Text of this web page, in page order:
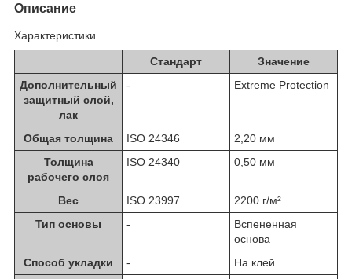
Описание
Характеристики
Стандарт
Значение
Дополнительный
защитный слой,
лак
- Extreme Protection
Общая толщина ISO 24346
2,20 мм
Толщина
рабочего слоя
ISO 24340 0,50 мм
Вес ISO 23997
2200 г/м²
Тип основы
-
Вспененная
основа
Способ укладки
-
На клей